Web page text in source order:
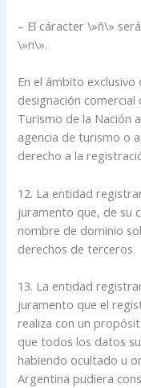
– El cáracter \»ñ\»
\»n\».
En el ámbito
designación
Turismo de la Nación
agencia de turismo o
derecho a la
12. La entidad
juramento que, de su
nombre de dominio
derechos de terceros.
13. La entidad
juramento que el
realiza con un
que todos los datos
habiendo ocultado u
Argentina pudiera